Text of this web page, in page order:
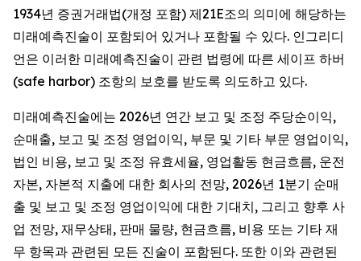
1934년 증권거래법(개정 포함) 제21E조의 의미에 해당하는
미래예측진술이 포함되어 있거나 포함될 수 있다. 인그리디
언은 이러한 미래예측진술이 관련 법령에 따른 세이프 하버
(safe harbor) 조항의 보호를 받도록 의도하고 있다.
미래예측진술에는 2026년 연간 보고 및 조정 주당순이익,
순매출, 보고 및 조정 영업이익, 부문 및 기타 부문 영업이익,
법인 비용, 보고 및 조정 유효세율, 영업활동 현금흐름, 운전
자본, 자본적 지출에 대한 회사의 전망, 2026년 1분기 순매
출 및 보고 및 조정 영업이익에 대한 기대치, 그리고 향후 사
업 전망, 재무상태, 판매 물량, 현금흐름, 비용 또는 기타 재
무 항목과 관련된 모든 진술이 포함된다. 또한 이와 관련된